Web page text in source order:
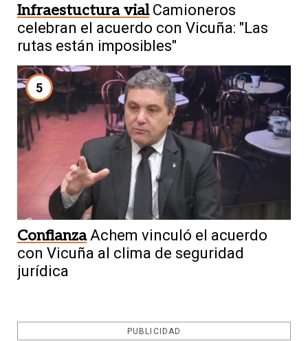
Infraestuctura vial Camioneros
celebran el acuerdo con Vicuña: "Las
rutas están imposibles"
5
Confianza Achem vinculó el acuerdo
con Vicuña al clima de seguridad
jurídica
PUBLICIDAD